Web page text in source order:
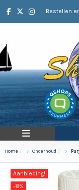
Bestellen
Home Onderhoud
Aanbieding!
-8%